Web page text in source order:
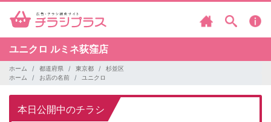
ユニクロ ルミネ荻窪店
ホーム 都道府県 東京都
杉並区
ホーム
お店の名前 ユニクロ
本日公開中のチラシ